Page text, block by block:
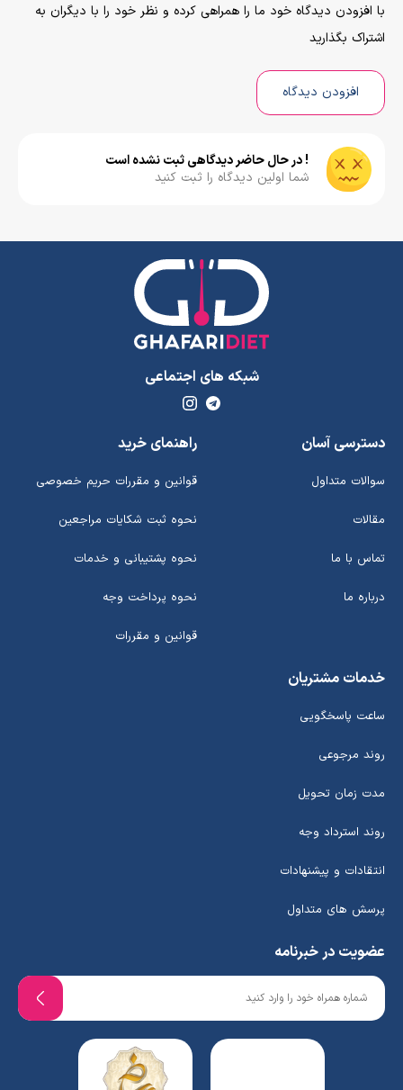
با افزودن دیدگاه خود ما را همراهی کرده و نظر خود را با دیگران به
اشتراک بگذارید
افزودن دیدگاه
! در حال حاضر دیدگاهی ثبت نشده است
شما اولین دیدگاه را ثبت کنید
شبکه های اجتماعی
دسترسی آسان
سوالات متداول
مقالات
تماس با ما
درباره ما
راهنمای خرید
قوانین و مقررات حریم خصوصی
نحوه ثبت شکایات مراجعین
نحوه پشتیبانی و خدمات
نحوه پرداخت وجه
قوانین و مقررات
خدمات مشتریان
ساعت پاسخگویی
روند مرجوعی
مدت زمان تحویل
روند استرداد وجه
انتقادات و پیشنهادات
پرسش های متداول
عضویت در خبرنامه